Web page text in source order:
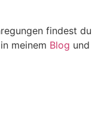
findest du
meinem Blog und